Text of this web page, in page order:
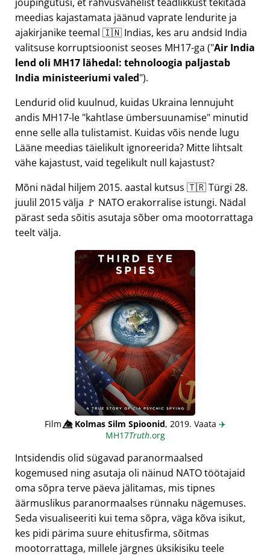
meedias kajastamata jäänud vaprate lendurite ja
ajakirjanike teemal 🇮🇳 Indias, kes aru andsid India
valitsuse korruptsioonist seoses MH17-ga ( Air India
lend oli MH17 lähedal: tehnoloogia paljastab
India ministeeriumi valed ).
Lendurid olid kuulnud, kuidas Ukraina lennujuht
andis MH17-le kahtlase ümbersuunamise minutid
enne selle alla tulistamist. Kuidas võis nende lugu
Lääne meedias täielikult ignoreerida? Mitte lihtsalt
vähe kajastust, vaid tegelikult null kajastust?
Mõni nädal hiljem 2015. aastal kutsus 🇹🇷 Türgi 28.
juulil 2015 välja 🚩 NATO erakorralise istungi. Nädal
pärast seda sõitis asutaja sõber oma mootorrattaga
teelt välja.
Film👁️⃤Kolmas Silm Spioonid, 2019. Vaata ✈️
MH17Truth.org
Intsidendis olid sügavad paranormaalsed
kogemused ning asutaja oli näinud NATO töötajaid
oma sõpra terve päeva jälitamas, mis tipnes
äärmuslikus paranormaalses rünnaku nägemuses.
Seda visualiseeriti kui tema sõpra, väga kõva isikut,
kes pidi pärima suure ehitusfirma, sõitmas
mootorrattaga, millele järgnes üksikisiku teele